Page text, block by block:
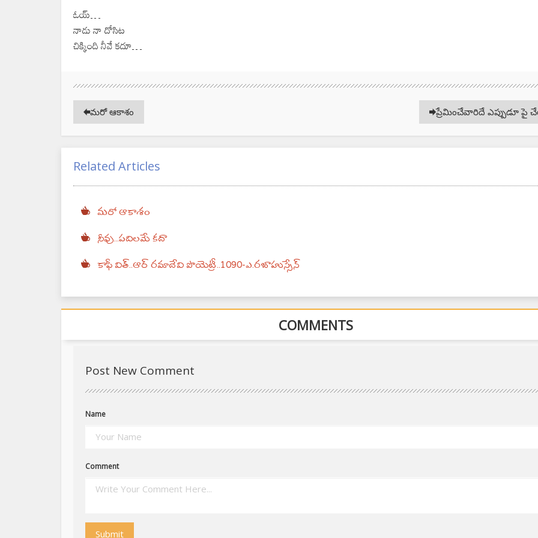
ఓయ్…
నాడు నా దోసిట
చిక్కింది నీవే కదూ…
మరో ఆకాశం ప్రేమించేవారిదే ఎప్పుడూ పై
Related Articles
మరో ఆకాశం
నీవు...పదిలమే కదా
కాఫీ విత్..‌ఆర్ రమాదేవి పొయెట్రీ..1090-ఎ.రజాహుస్సేన్
COMMENTS
Post New Comment
Name
Comment
Submit